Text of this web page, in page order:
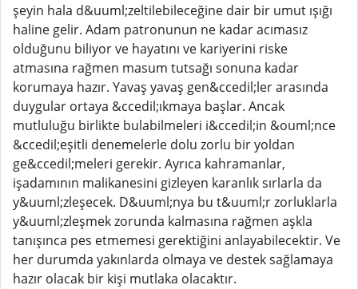
şeyin hala d&uuml;zeltilebileceğine dair bir umut ışığı
haline gelir. Adam patronunun ne kadar acımasız
olduğunu biliyor ve hayatını ve kariyerini riske
atmasına rağmen masum tutsağı sonuna kadar
korumaya hazır. Yavaş yavaş gen&ccedil;ler arasında
duygular ortaya &ccedil;ıkmaya başlar. Ancak
mutluluğu birlikte bulabilmeleri i&ccedil;in &ouml;nce
&ccedil;eşitli denemelerle dolu zorlu bir yoldan
ge&ccedil;meleri gerekir. Ayrıca kahramanlar,
işadamının malikanesini gizleyen karanlık sırlarla da
y&uuml;zleşecek. D&uuml;nya bu t&uuml;r zorluklarla
y&uuml;zleşmek zorunda kalmasına rağmen aşkla
tanışınca pes etmemesi gerektiğini anlayabilecektir. Ve
her durumda yakınlarda olmaya ve destek sağlamaya
hazır olacak bir kişi mutlaka olacaktır.